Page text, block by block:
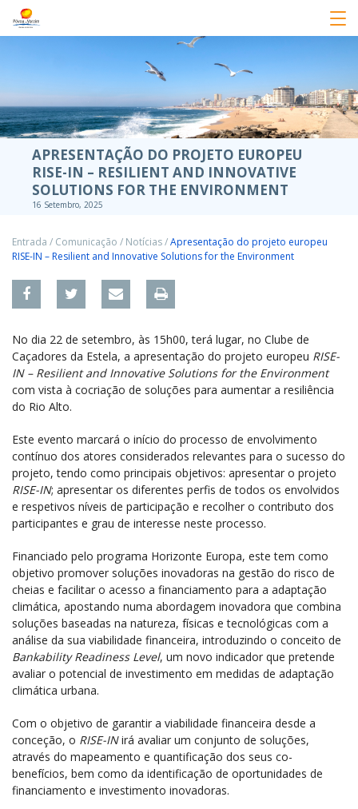
APRESENTAÇÃO DO PROJETO EUROPEU
RISE-IN – RESILIENT AND INNOVATIVE
SOLUTIONS FOR THE ENVIRONMENT
16 Setembro, 2025
Entrada / Comunicação / Notícias/Apresentação do projeto europeu
RISE-IN – Resilient and Innovative Solutions for the Environment
No dia 22 de setembro, às 15h00, terá lugar, no Clube de
Caçadores da Estela, a apresentação do projeto europeu RISE-
IN – Resilient and Innovative Solutions for the Environment
com vista à cocriação de soluções para aumentar a resiliência
do Rio Alto.
Este evento marcará o início do processo de envolvimento
contínuo dos atores considerados relevantes para o sucesso do
projeto, tendo como principais objetivos: apresentar o projeto
RISE-IN; apresentar os diferentes perfis de todos os envolvidos
e respetivos níveis de participação e recolher o contributo dos
participantes e grau de interesse neste processo.
Financiado pelo programa Horizonte Europa, este tem como
objetivo promover soluções inovadoras na gestão do risco de
cheias e facilitar o acesso a financiamento para a adaptação
climática, apostando numa abordagem inovadora que combina
soluções baseadas na natureza, físicas e tecnológicas com a
análise da sua viabilidade financeira, introduzindo o conceito de
Bankability Readiness Level, um novo indicador que pretende
avaliar o potencial de investimento em medidas de adaptação
climática urbana.
Com o objetivo de garantir a viabilidade financeira desde a
conceção, o RISE-INirá avaliar um conjunto de soluções,
através do mapeamento e quantificação dos seus co-
benefícios, bem como da identificação de oportunidades de
financiamento e investimento inovadoras.